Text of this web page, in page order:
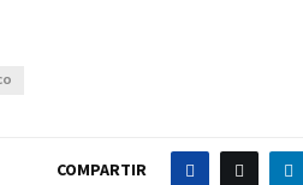
COMPARTIR